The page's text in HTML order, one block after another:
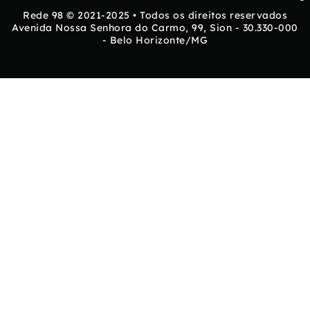
Rede 98 © 2021-2025 • Todos os direitos reservados
Avenida Nossa Senhora do Carmo, 99, Sion - 30.330-000
- Belo Horizonte/MG